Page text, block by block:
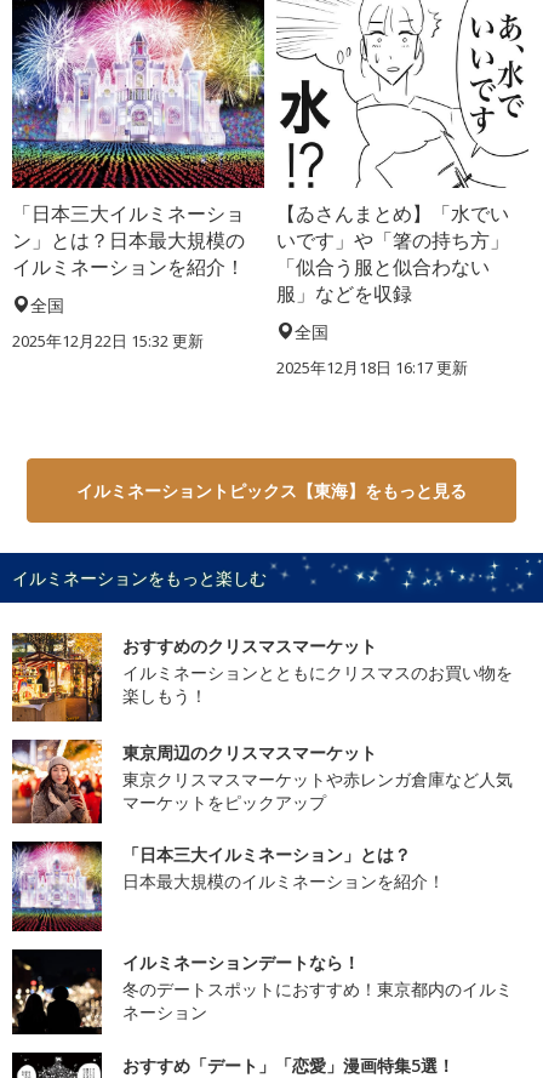
「日本三大イルミネーショ
ン」とは？日本最大規模の
イルミネーションを紹介！
全国
2025年12月22日 15:32 更新
【ゐさんまとめ】「水でい
いです」や「箸の持ち方」
「似合う服と似合わない
服」などを収録
全国
2025年12月18日 16:17 更新
イルミネーショントピックス【東海】をもっと見る
イルミネーションをもっと楽しむ
おすすめのクリスマスマーケット
イルミネーションとともにクリスマスのお買い物を
楽しもう！
東京周辺のクリスマスマーケット
東京クリスマスマーケットや赤レンガ倉庫など人気
マーケットをピックアップ
「日本三大イルミネーション」とは？
日本最大規模のイルミネーションを紹介！
イルミネーションデートなら！
冬のデートスポットにおすすめ！東京都内のイルミ
ネーション
おすすめ「デート」「恋愛」漫画特集5選！